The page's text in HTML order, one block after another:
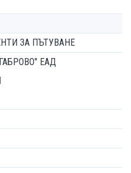
ЗА ПЪТУВАНЕ
ЕАД